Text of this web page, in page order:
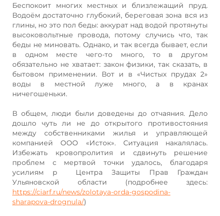
Беспокоит многих местных и близлежащий пруд.
Водоём достаточно глубокий, береговая зона вся из
глины, но это пол беды: аккурат над водой протянуты
высоковольтные провода, потому случись что, так
беды не миновать. Однако, и так всегда бывает, если
в одном месте чего-то много, то в другом
обязательно не хватает: закон физики, так сказать, в
бытовом применении. Вот и в «Чистых прудах 2»
воды в местной луже много, а в кранах
ничегошеньки.
В общем, люди были доведены до отчаяния. Дело
дошло чуть ли не до открытого противостояния
между собственниками жилья и управляющей
компанией ООО «Исток». Ситуация накалялась.
Избежать кровопролития и сдвинуть решение
проблем с мертвой точки удалось, благодаря
усилиям р Центра Защиты Прав Граждан
Ульяновской области (подробнее здесь:
https://ciarf.ru/news/zolotaya-orda-gospodina-
sharapova-drognula/)